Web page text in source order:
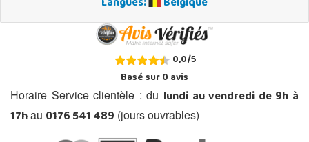
0,0/5
Basé sur0avis
Horaire Service clientèle : du lundi au vendredi de 9h à
17hau 0176 541 489 (jours ouvrables)